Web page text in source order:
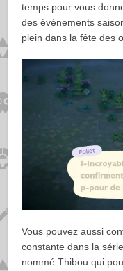
temps pour vous
des événements
plein dans la fête des
Vous pouvez aussi
constante dans la
nommé Thibou qui